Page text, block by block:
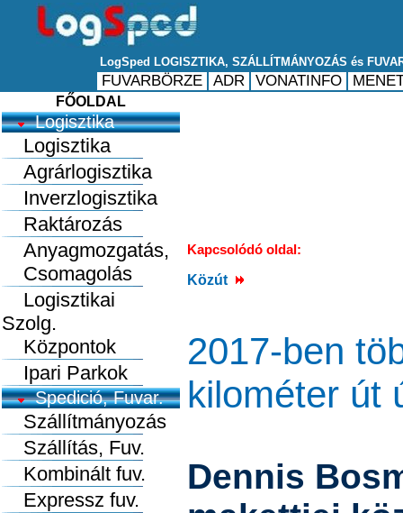
FŐOLDAL
Logisztika
Logisztika
Agrárlogisztika
Inverzlogisztika
Raktározás
Anyagmozgatás,
Csomagolás
Logisztikai
Szolg.
Központok
Ipari Parkok
Spedició, Fuvar.
Szállítmányozás
Szállítás, Fuv.
Kombinált fuv.
Expressz fuv.
Kapcsolódó oldal:
Közút
2017-ben
kilométer út
Dennis